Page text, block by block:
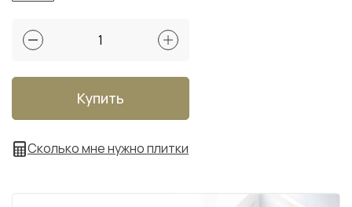
Купить
Сколько мне нужно плитки